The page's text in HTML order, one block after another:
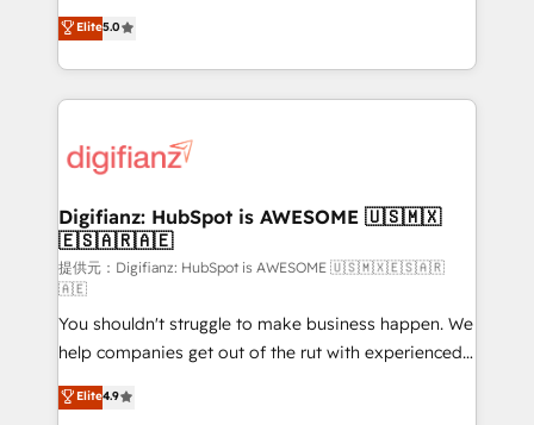
is there for you to: - Grow revenue, and run your
business more efficiently - Build stronger
more people - Get the most out of your HubSpot
investment
enable mid-market and enterprise clients to
maximise their return from digital and fuel their
growth. We modernise platforms, streamline
operations that are causing inefficiencies, improve
supercharge revenue operations Key services: • CRM
Transformation / Web Development • RevOps &
Sales Consulting • Marketing Automation What
makes us different? 🚀 Top 0.5% of global HubSpot
agencies ⚙️ The strongest technical ability and
integration capabilities 💼 Consultative, long-term
partners who will embed ourselves into your
business, processes and systems 🏢 We specialise in
working with mid-market and enterprise
Elite5.0
Digifianz: HubSpot is AWESOME 🇺🇸🇲🇽
🇪🇸🇦🇷🇦🇪
提供元：Digifianz: HubSpot is AWESOME 🇺🇸🇲🇽🇪🇸🇦🇷
🇦🇪
You shouldn't struggle to make business happen. We
help companies get out of the rut with experienced,
process-oriented teams implementing HubSpot
Marketing, Sales, Service, CMS and Operations Hub,
Elite4.9